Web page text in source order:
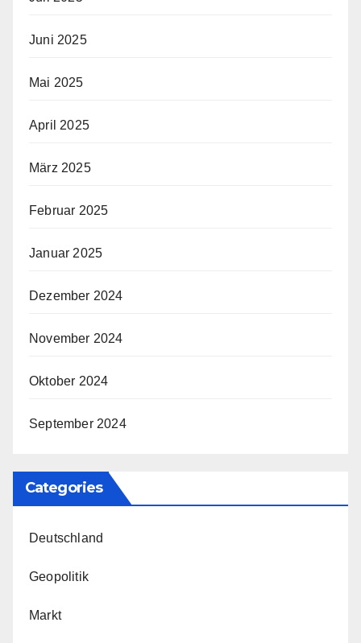
Juni 2025
Mai 2025
April 2025
März 2025
Februar 2025
Januar 2025
Dezember 2024
November 2024
Oktober 2024
September 2024
Categories
Deutschland
Geopolitik
Markt